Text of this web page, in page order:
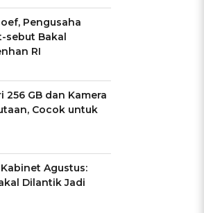
Pengusaha
sebut Bakal
RI
256 GB dan Kamera
Cocok untuk
Agustus:
Dilantik Jadi